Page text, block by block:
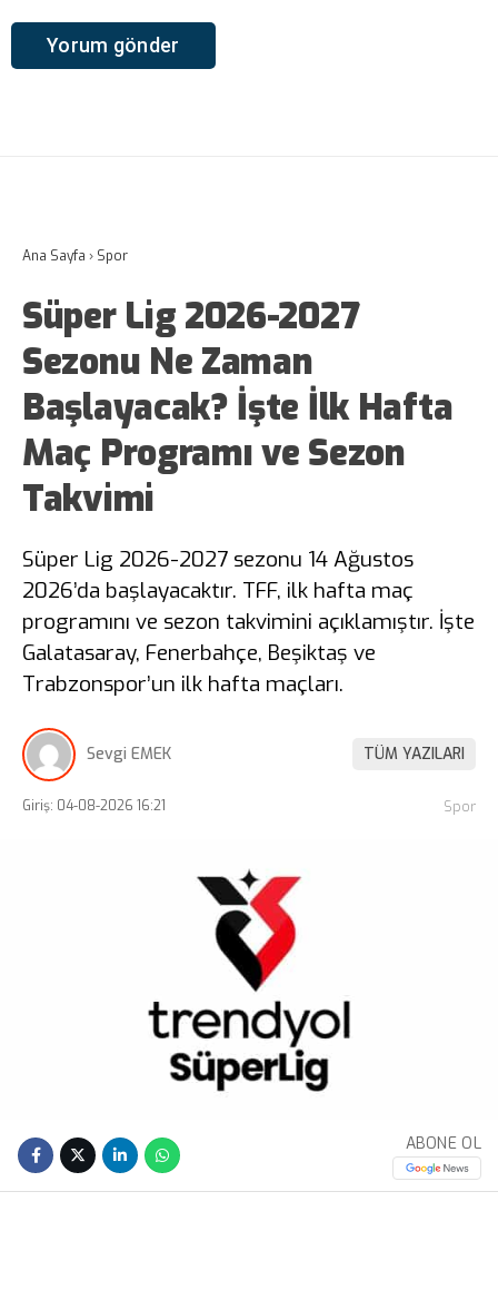
Ana Sayfa › Spor
Süper Lig 2026-2027
Sezonu Ne Zaman
Başlayacak? İşte İlk Hafta
Maç Programı ve Sezon
Takvimi
Süper Lig 2026-2027 sezonu 14 Ağustos
2026’da başlayacaktır. TFF, ilk hafta maç
programını ve sezon takvimini açıklamıştır. İşte
Galatasaray, Fenerbahçe, Beşiktaş ve
Trabzonspor’un ilk hafta maçları.
Sevgi EMEK TÜM YAZILARI
Giriş: 04-08-2026 16:21 Spor
ABONE OL